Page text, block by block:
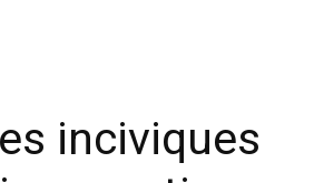
inciviques